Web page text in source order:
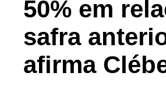
50% em
safra
afirma